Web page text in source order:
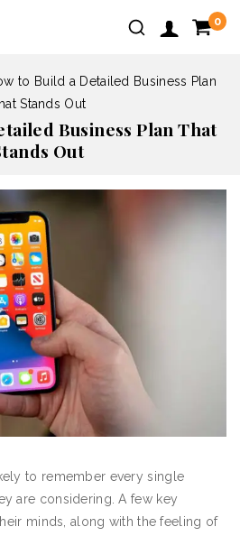
0
to Build a Detailed Business Plan
Stands Out
Business Plan That
Out
to remember every single
are considering. A few key
minds, along with the feeling of